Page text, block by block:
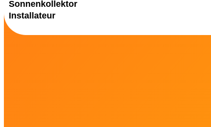
Sonnenkollektor
Installateur